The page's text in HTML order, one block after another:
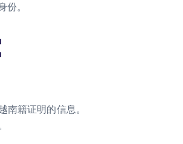
。
籍证明的信息。